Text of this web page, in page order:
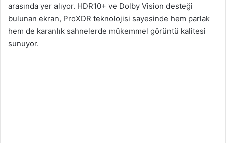
arasında yer alıyor. HDR10+ ve Dolby Vision desteği
bulunan ekran, ProXDR teknolojisi sayesinde hem parlak
hem de karanlık sahnelerde mükemmel görüntü kalitesi
sunuyor.